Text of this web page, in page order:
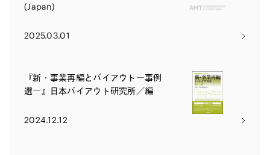
(Japan)
2025.03.01
『新・事業再編とバイアウト―事例
選―』日本バイアウト研究所／編
2024.12.12